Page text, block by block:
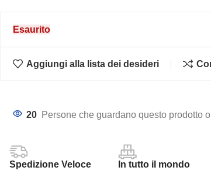
Esaurito
Aggiungi alla lista dei desideri
20 Persone che guardano questo prodotto
Spedizione Veloce In tutto il mondo